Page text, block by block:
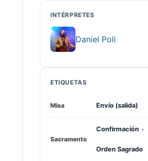
INTÉRPRETES
Daniel Poli
ETIQUETAS
Misa Envío (salida)
Sacramento
Confirmación ·
Orden Sagrado